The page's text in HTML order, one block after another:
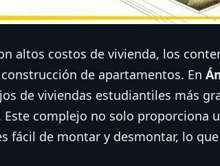
altos costos de vivienda, los
de apartamentos. En
de viviendas estudiantiles más
Este complejo no solo proporciona
fácil de montar y desmontar, lo